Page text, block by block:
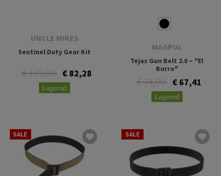
UNCLE MIKES
Sentinel Duty Gear Kit
€ 119,90 € 82,28
Lagernd
MAGPUL
Tejas Gun Belt 2.0 – "El
Burro"
€ 74,90 € 67,41
Lagernd
SALE SALE